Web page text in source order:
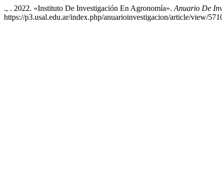
., . 2022. «Instituto De Investigación En Agronomía». Anuario De
https://p3.usal.edu.ar/index.php/anuarioinvestigacion/article/view/